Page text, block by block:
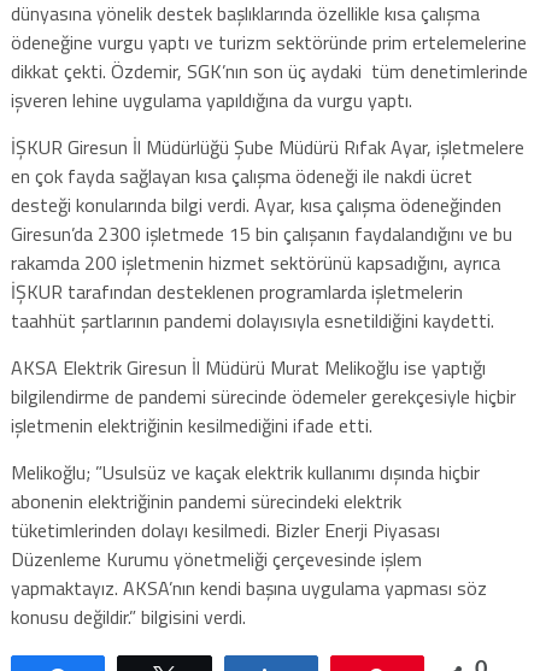
dünyasına yönelik destek başlıklarında özellikle kısa çalışma
ödeneğine vurgu yaptı ve turizm sektöründe prim ertelemelerine
dikkat çekti. Özdemir, SGK’nın son üç aydaki tüm denetimlerinde
işveren lehine uygulama yapıldığına da vurgu yaptı.
İŞKUR Giresun İl Müdürlüğü Şube Müdürü Rıfak Ayar, işletmelere
en çok fayda sağlayan kısa çalışma ödeneği ile nakdi ücret
desteği konularında bilgi verdi. Ayar, kısa çalışma ödeneğinden
Giresun’da 2300 işletmede 15 bin çalışanın faydalandığını ve bu
rakamda 200 işletmenin hizmet sektörünü kapsadığını, ayrıca
İŞKUR tarafından desteklenen programlarda işletmelerin
taahhüt şartlarının pandemi dolayısıyla esnetildiğini kaydetti.
AKSA Elektrik Giresun İl Müdürü Murat Melikoğlu ise yaptığı
bilgilendirme de pandemi sürecinde ödemeler gerekçesiyle hiçbir
işletmenin elektriğinin kesilmediğini ifade etti.
Melikoğlu; ”Usulsüz ve kaçak elektrik kullanımı dışında hiçbir
abonenin elektriğinin pandemi sürecindeki elektrik
tüketimlerinden dolayı kesilmedi. Bizler Enerji Piyasası
Düzenleme Kurumu yönetmeliği çerçevesinde işlem
yapmaktayız. AKSA’nın kendi başına uygulama yapması söz
konusu değildir.” bilgisini verdi.